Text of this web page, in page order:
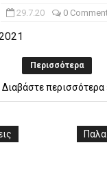
29.7.20 0
Περισσότερα
Διαβάστε περισσότερα